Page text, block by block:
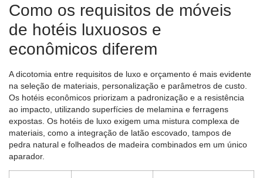
Como os requisitos de móveis
de hotéis luxuosos e
econômicos diferem
A dicotomia entre requisitos de luxo e orçamento é mais evidente
na seleção de materiais, personalização e parâmetros de custo.
Os hotéis econômicos priorizam a padronização e a resistência
ao impacto, utilizando superfícies de melamina e ferragens
expostas. Os hotéis de luxo exigem uma mistura complexa de
materiais, como a integração de latão escovado, tampos de
pedra natural e folheados de madeira combinados em um único
aparador.